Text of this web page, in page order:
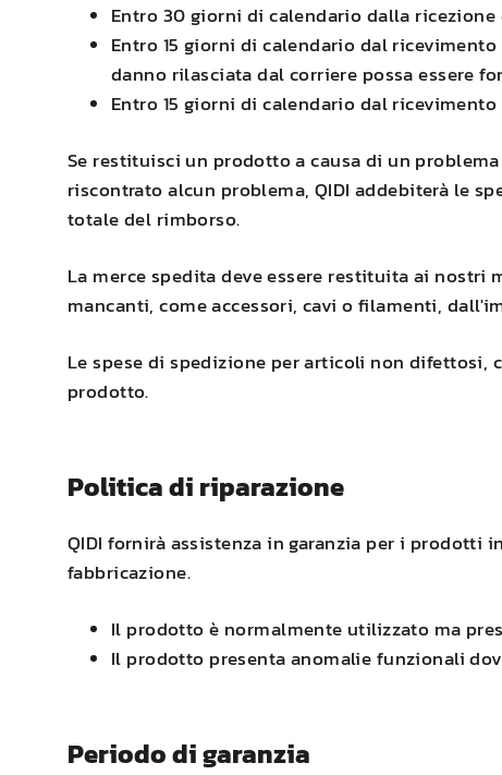
Entro 30 giorni di calendario dalla
Entro 15 giorni di calendario dal
danno rilasciata dal corriere possa essere
Entro 15 giorni di calendario dal
Se restituisci un prodotto a causa di un
riscontrato alcun problema, QIDI addebiterà le
totale del rimborso.
La merce spedita deve essere restituita ai
mancanti, come accessori, cavi o filamenti,
Le spese di spedizione per articoli non
prodotto.
Politica di riparazione
QIDI fornirà assistenza in garanzia per i prodotti
fabbricazione.
Il prodotto è normalmente utilizzato ma
Il prodotto presenta anomalie funzionali
Periodo di garanzia